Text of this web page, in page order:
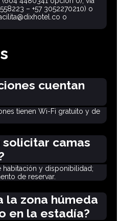
– +57 3052270210) o
o
cuentan
tienen Wi-Fi gratuito y de
solicitar camas
y disponibilidad;
de reservar.
la zona húmeda
en la estadía?